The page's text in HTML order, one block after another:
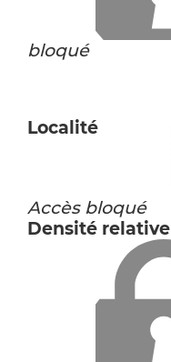
bloqué
Localité
Accès bloqué
Densité relative